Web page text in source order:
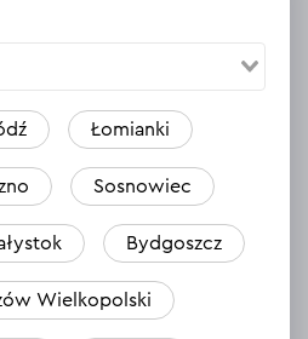
szelki.
super. Solidne i z
polecam
Łomianki
Sosnowiec
Bydgoszcz
Wielkopolski